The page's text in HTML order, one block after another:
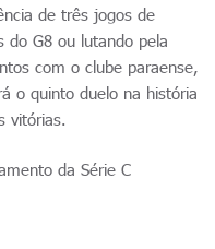
de três jogos de
do G8 ou lutando pela
com o clube paraense,
o quinto duelo na história
vitórias.
da Série C